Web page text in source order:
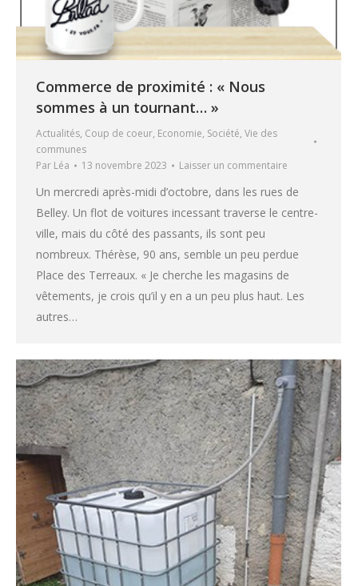
Commerce de proximité : « Nous
sommes à un tournant… »
Actualités, Coup de coeur, Economie, Société, Vie des
communes
Par Léa 13 novembre 2023 Laisser un commentaire
Un mercredi après-midi d’octobre, dans les rues de
Belley. Un flot de voitures incessant traverse le centre-
ville, mais du côté des passants, ils sont peu
nombreux. Thérèse, 90 ans, semble un peu perdue
Place des Terreaux. « Je cherche les magasins de
vêtements, je crois qu’il y en a un peu plus haut. Les
autres…